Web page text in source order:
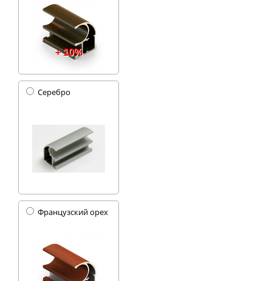
+ 10%
Серебро
Французский орех